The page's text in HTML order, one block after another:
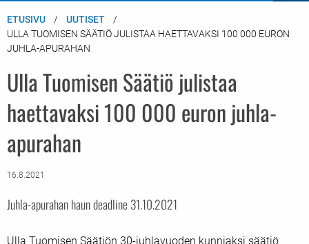
ETUSIVU
UUTISET
ULLA TUOMISEN SÄÄTIÖ JULISTAA HAETTAVAKSI 100 000 EURON
JUHLA-APURAHAN
Ulla Tuomisen Säätiö julistaa
haettavaksi 100 000 euron juhla-
apurahan
16.8.2021
Juhla-apurahan haun deadline 31.10.2021
Ulla Tuomisen Säätiön 30-juhlavuoden kunniaksi säätiö